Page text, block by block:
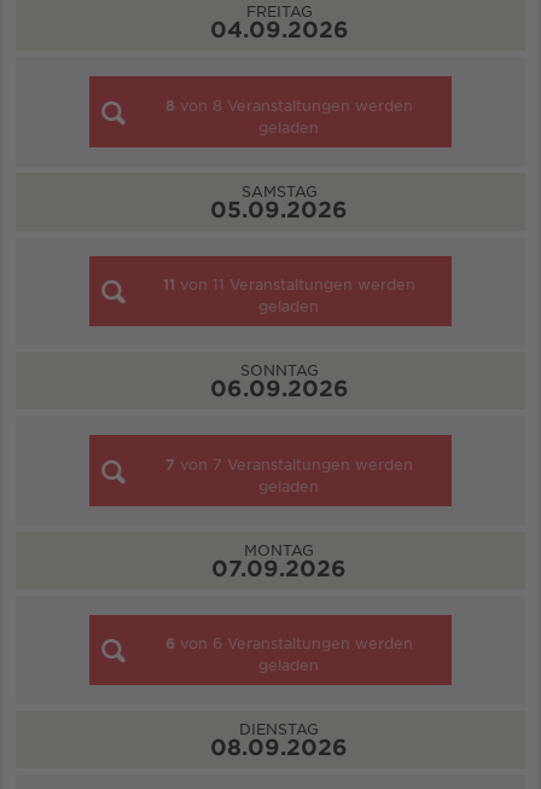
FREITAG
04.09.2026
8 von 8 Veranstaltungen werden
geladen
SAMSTAG
05.09.2026
11 von 11 Veranstaltungen werden
geladen
SONNTAG
06.09.2026
7 von 7 Veranstaltungen werden
geladen
MONTAG
07.09.2026
6 von 6 Veranstaltungen werden
geladen
DIENSTAG
08.09.2026